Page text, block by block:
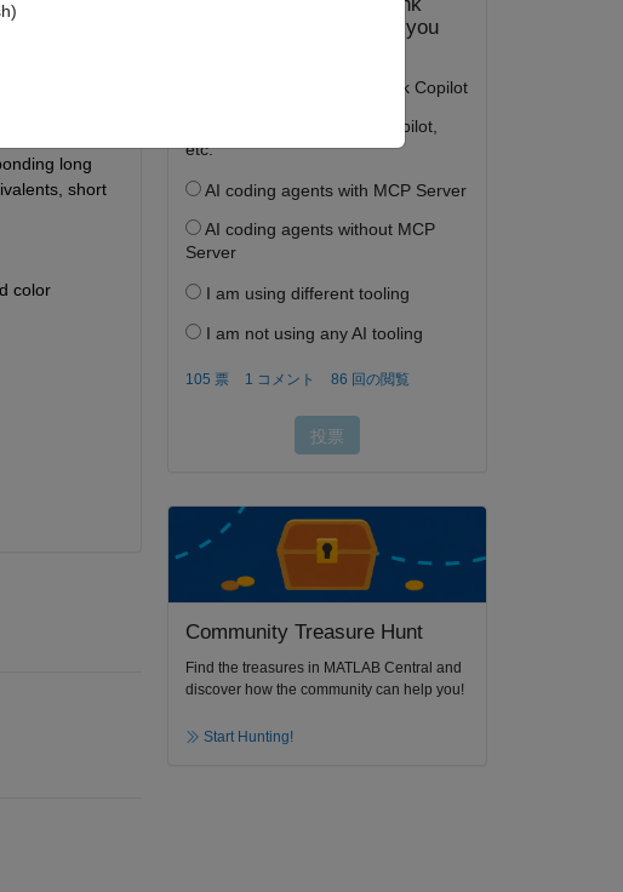
long
short
color
Community Treasure Hunt
Find the treasures in MATLAB Central and
discover how the community can help you!
Start Hunting!